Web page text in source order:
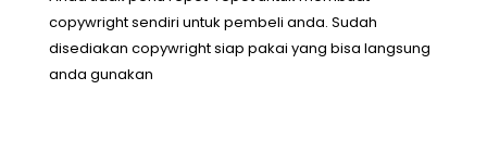
copywright sendiri untuk pembeli anda. Sudah
disediakan copywright siap pakai yang bisa langsung
anda gunakan